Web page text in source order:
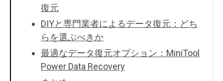
復元
DIYと専門業者によるデータ復元：どち
らを選ぶべきか
最適なデータ復元オプション：MiniTool
Power Data Recovery